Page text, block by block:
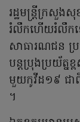
រដ្ឋមន្ត្រីក្រសួ
រំលឹកហើយរំលឹក
សាធារណជន ប្រ
បន្តប្រុងប្រយ័ត្នខ្
មួយកូវីដ១៩ ជាពិ
។